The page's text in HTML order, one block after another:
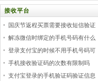
接收平台
国庆节返程买票需要接收短信验证
解冻微信时绑定的手机号码有什么
登录支付宝的时候不用手机号码可
手机接收验证码的次数有限制吗
支付宝登录的手机验证码验证信息